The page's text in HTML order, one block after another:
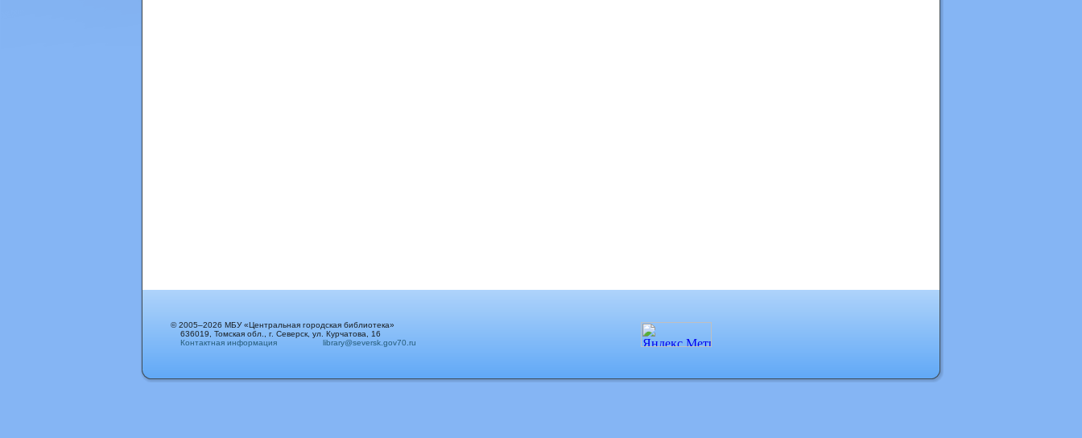
© 2005–2026 МБУ «Центральная городская библиотека»
636019, Томская обл., г. Северск, ул. Курчатова, 16
Контактная информация
library@seversk.gov70.ru